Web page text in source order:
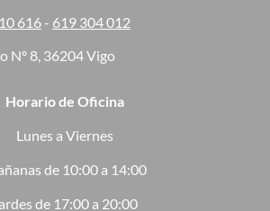
616 - 619 304 012
Nº 8, 36204 Vigo
Horario de Oficina
Lunes a Viernes
de 10:00 a 14:00
de 17:00 a 20:00